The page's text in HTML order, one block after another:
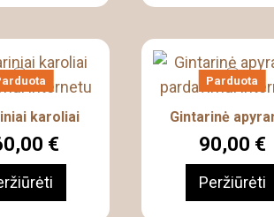
karoliai
€
Parduota
Gintarinė
90,00 €
Peržiūrėti